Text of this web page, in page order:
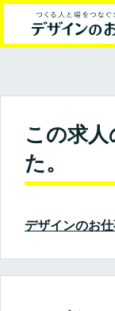
この求
た。
デザインのお